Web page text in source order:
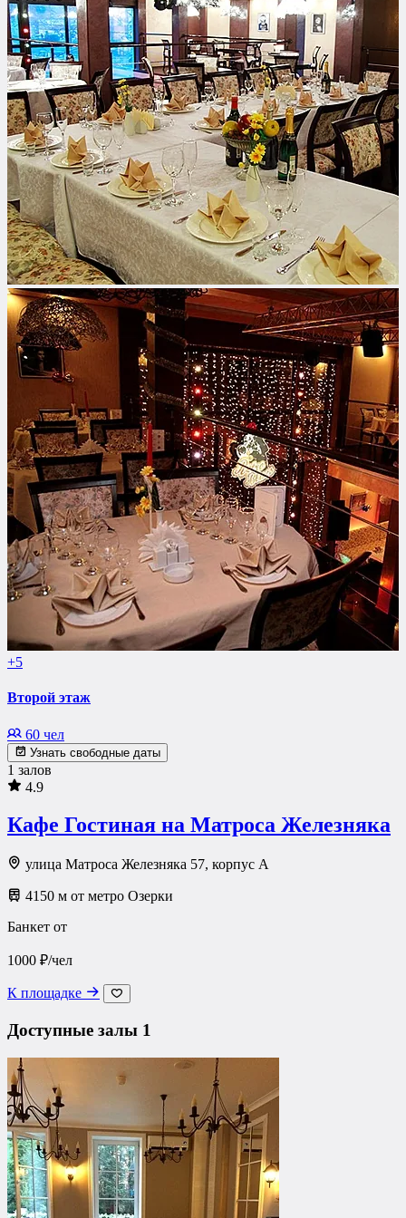
+5
Второй этаж
60 чел
Узнать свободные даты
1 залов
4.9
Кафе Гостиная на Матроса Железняка
улица Матроса Железняка 57, корпус А
4150 м от метро Озерки
Банкет от
1000 ₽/чел
К площадке
Доступные залы 1